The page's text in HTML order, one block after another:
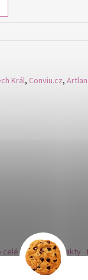
Král, Conviu.cz,
celé začalo Kontakty
značky Naše nabídka
Instagram -